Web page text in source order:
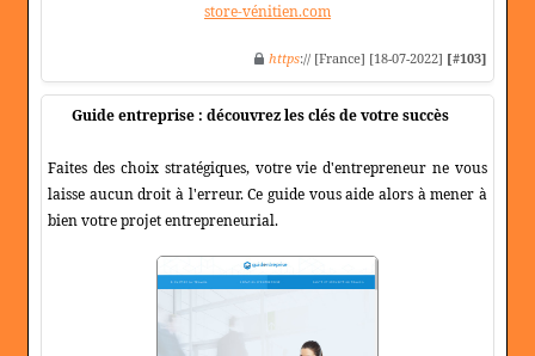
store-vénitien.com
https:// [France] [18-07-2022] [#103]
Guide entreprise : découvrez les clés de votre succès
Faites des choix stratégiques, votre vie d'entrepreneur ne vous
laisse aucun droit à l'erreur. Ce guide vous aide alors à mener à
bien votre projet entrepreneurial.